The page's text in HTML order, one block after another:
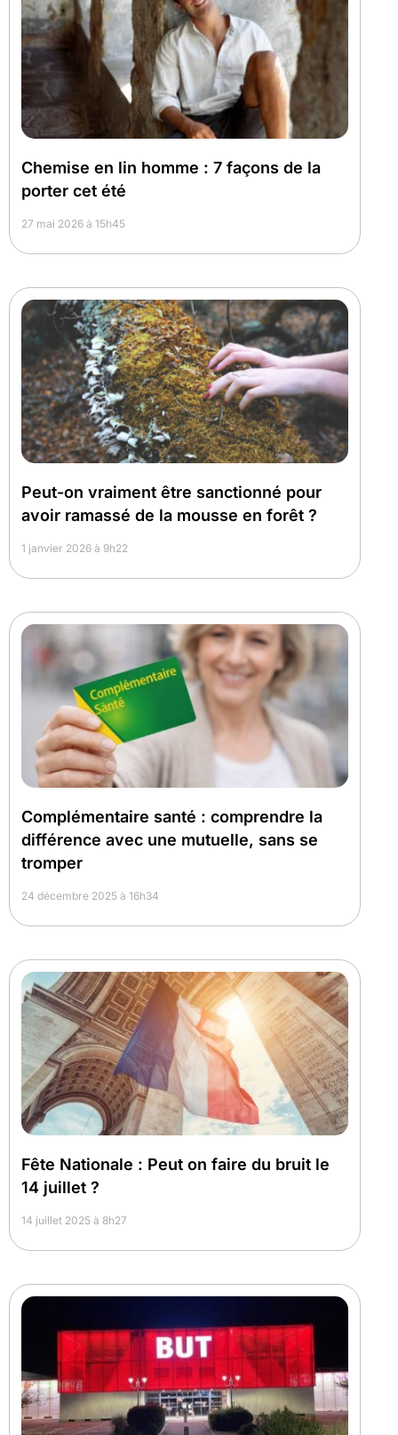
Chemise en lin homme : 7 façons de la
porter cet été
27 mai 2026 à 15h45
Peut-on vraiment être sanctionné pour
avoir ramassé de la mousse en forêt ?
1 janvier 2026 à 9h22
Complémentaire santé : comprendre la
différence avec une mutuelle, sans se
tromper
24 décembre 2025 à 16h34
Fête Nationale : Peut on faire du bruit le
14 juillet ?
14 juillet 2025 à 8h27